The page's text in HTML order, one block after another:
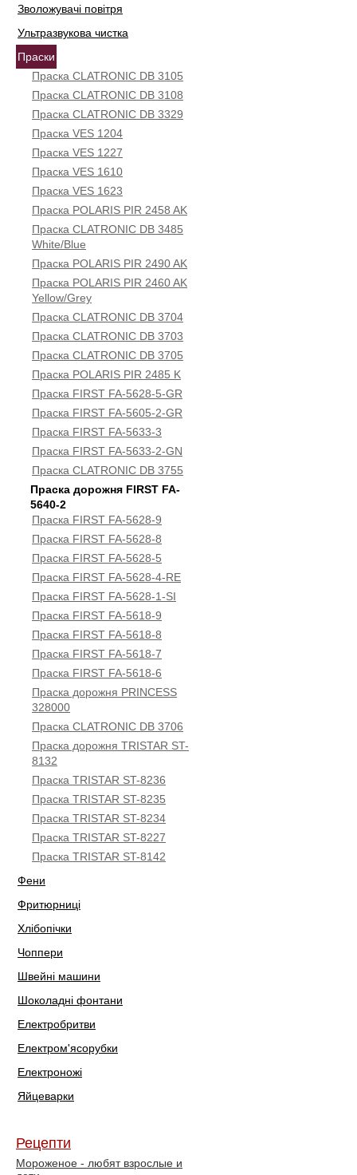
Зволожувачі повітря
Ультразвукова чистка
Праски
Праска CLATRONIC DB 3105
Праска CLATRONIC DB 3108
Праска CLATRONIC DB 3329
Праска VES 1204
Праска VES 1227
Праска VES 1610
Праска VES 1623
Праска POLARIS PIR 2458 AK
Праска CLATRONIC DB 3485
White/Blue
Праска POLARIS PIR 2490 AK
Праска POLARIS PIR 2460 AK
Yellow/Grey
Праска CLATRONIC DB 3704
Праска CLATRONIC DB 3703
Праска CLATRONIC DB 3705
Праска POLARIS PIR 2485 K
Праска FIRST FA-5628-5-GR
Праска FIRST FA-5605-2-GR
Праска FIRST FA-5633-3
Праска FIRST FA-5633-2-GN
Праска CLATRONIC DB 3755
Праска дорожня FIRST FA-
5640-2
Праска FIRST FA-5628-9
Праска FIRST FA-5628-8
Праска FIRST FA-5628-5
Праска FIRST FA-5628-4-RE
Праска FIRST FA-5628-1-SI
Праска FIRST FA-5618-9
Праска FIRST FA-5618-8
Праска FIRST FA-5618-7
Праска FIRST FA-5618-6
Праска дорожня PRINCESS
328000
Праска CLATRONIC DB 3706
Праска дорожня TRISTAR ST-
8132
Праска TRISTAR ST-8236
Праска TRISTAR ST-8235
Праска TRISTAR ST-8234
Праска TRISTAR ST-8227
Праска TRISTAR ST-8142
Фени
Фритюрниці
Хлібопічки
Чоппери
Швейні машини
Шоколадні фонтани
Електробритви
Електром'ясорубки
Електроножі
Яйцеварки
Рецепти
Мороженое - любят взрослые и